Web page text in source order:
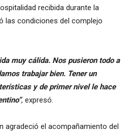
recibida durante la
las condiciones del complejo
muy cálida. Nos pusieron todo a
trabajar bien. Tener un
y de primer nivel le hace
, expresó.
agradeció el acompañamiento del